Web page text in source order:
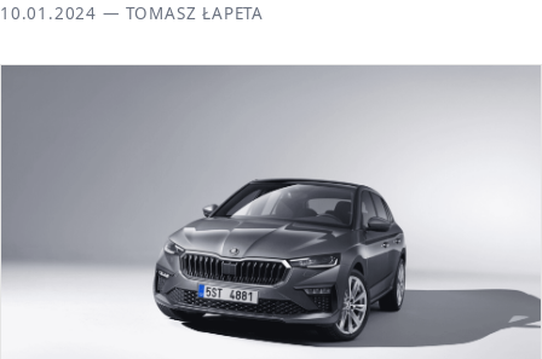
10.01.2024 — TOMASZ ŁAPETA